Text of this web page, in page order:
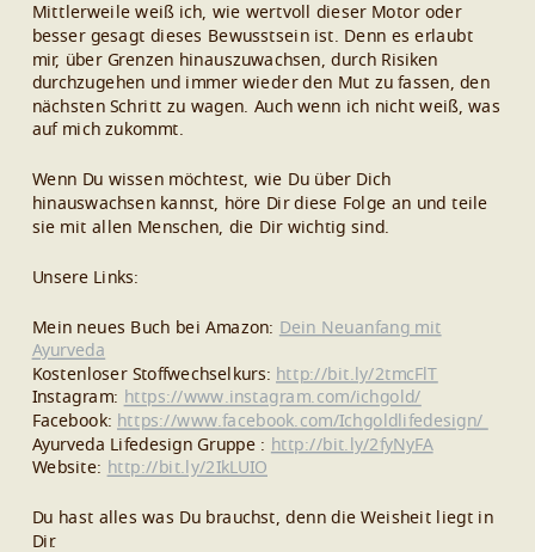
Mittlerweile weiß ich, wie wertvoll dieser Motor oder
besser gesagt dieses Bewusstsein ist. Denn es erlaubt
mir, über Grenzen hinauszuwachsen, durch Risiken
durchzugehen und immer wieder den Mut zu fassen, den
nächsten Schritt zu wagen. Auch wenn ich nicht weiß, was
auf mich zukommt.
Wenn Du wissen möchtest, wie Du über Dich
hinauswachsen kannst, höre Dir diese Folge an und teile
sie mit allen Menschen, die Dir wichtig sind.
Unsere Links:
Mein neues Buch bei Amazon: Dein Neuanfang mit
Ayurveda
Kostenloser Stoffwechselkurs: http://bit.ly/2tmcFlT
Instagram: https://www.instagram.com/ichgold/
Facebook: https://www.facebook.com/Ichgoldlifedesign/
Ayurveda Lifedesign Gruppe : http://bit.ly/2fyNyFA
Website: http://bit.ly/2IkLUIO
Du hast alles was Du brauchst, denn die Weisheit liegt in
Dir.